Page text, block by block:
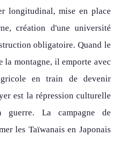
longitudinal, mise en place
création d'une université
obligatoire. Quand le
la montagne, il emporte avec
en train de devenir
est la répression culturelle
La campagne de
les Taïwanais en Japonais